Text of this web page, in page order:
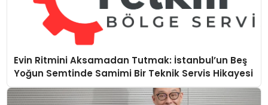
Evin Ritmini Aksamadan Tutmak: İstanbul’un Beş
Yoğun Semtinde Samimi Bir Teknik Servis Hikayesi